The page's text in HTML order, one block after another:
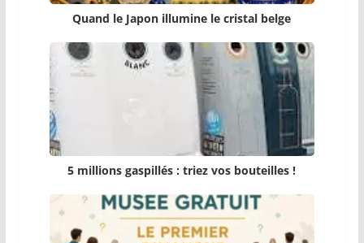
Quand le Japon illumine le cristal belge
5 millions gaspillés : triez vos bouteilles !